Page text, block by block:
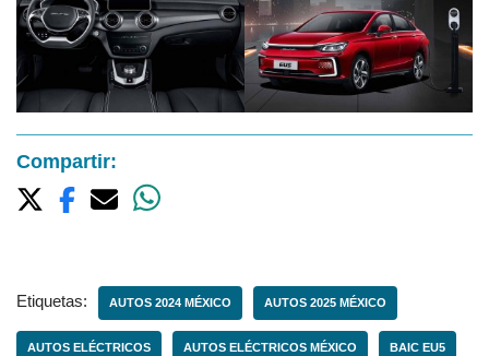
Compartir:
Etiquetas: AUTOS 2024 MÉXICO AUTOS 2025 MÉXICO
AUTOS ELÉCTRICOS AUTOS ELÉCTRICOS MÉXICO BAIC EU5